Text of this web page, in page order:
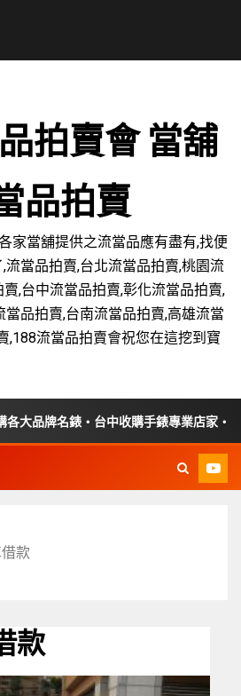
拍賣會 當舖
品拍賣
家當舖提供之流當品應有盡有,找便
流當品拍賣,台北流當品拍賣,桃園流
,台中流當品拍賣,彰化流當品拍賣,
品拍賣,台南流當品拍賣,高雄流當
,188流當品拍賣會祝您在這挖到寶
牌名錶・台中收購手錶專業店家・平價
款
款